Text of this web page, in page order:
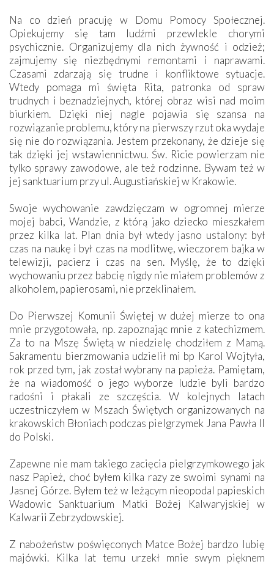
Na co dzień pracuję w Domu Pomocy Społecznej.
Opiekujemy się tam ludźmi przewlekle chorymi
psychicznie. Organizujemy dla nich żywność i odzież;
zajmujemy się niezbędnymi remontami i naprawami.
Czasami zdarzają się trudne i konfliktowe sytuacje.
Wtedy pomaga mi święta Rita, patronka od spraw
trudnych i beznadziejnych, której obraz wisi nad moim
biurkiem. Dzięki niej nagle pojawia się szansa na
rozwiązanie problemu, który na pierwszy rzut oka wydaje
się nie do rozwiązania. Jestem przekonany, że dzieje się
tak dzięki jej wstawiennictwu. Św. Ricie powierzam nie
tylko sprawy zawodowe, ale też rodzinne. Bywam też w
jej sanktuarium przy ul. Augustiańskiej w Krakowie.
Swoje wychowanie zawdzięczam w ogromnej mierze
mojej babci, Wandzie, z którą jako dziecko mieszkałem
przez kilka lat. Plan dnia był wtedy jasno ustalony: był
czas na naukę i był czas na modlitwę, wieczorem bajka w
telewizji, pacierz i czas na sen. Myślę, że to dzięki
wychowaniu przez babcię nigdy nie miałem problemów z
alkoholem, papierosami, nie przeklinałem.
Do Pierwszej Komunii Świętej w dużej mierze to ona
mnie przygotowała, np. zapoznając mnie z katechizmem.
Za to na Mszę Świętą w niedzielę chodziłem z Mamą.
Sakramentu bierzmowania udzielił mi bp Karol Wojtyła,
rok przed tym, jak został wybrany na papieża. Pamiętam,
że na wiadomość o jego wyborze ludzie byli bardzo
radośni i płakali ze szczęścia. W kolejnych latach
uczestniczyłem w Mszach Świętych organizowanych na
krakowskich Błoniach podczas pielgrzymek Jana Pawła II
do Polski.
Zapewne nie mam takiego zacięcia pielgrzymkowego jak
nasz Papież, choć byłem kilka razy ze swoimi synami na
Jasnej Górze. Byłem też w leżącym nieopodal papieskich
Wadowic Sanktuarium Matki Bożej Kalwaryjskiej w
Kalwarii Zebrzydowskiej.
Z nabożeństw poświęconych Matce Bożej bardzo lubię
majówki. Kilka lat temu urzekł mnie swym pięknem